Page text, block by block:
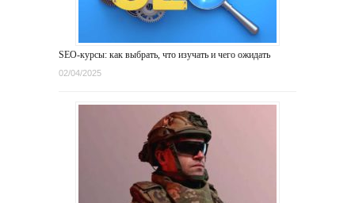
SEO-курсы: как выбрать, что изучать и чего ожидать
02/04/2025